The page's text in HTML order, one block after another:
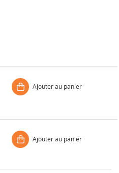
Ajouter au panier
Ajouter au panier